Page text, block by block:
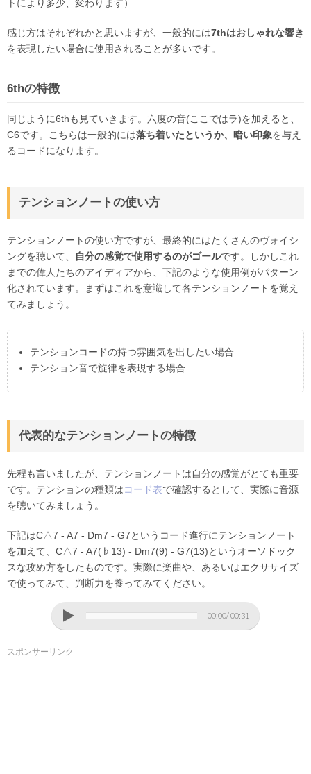
トにより多少、変わります）
感じ方はそれぞれかと思いますが、一般的には7thはおしゃれな響き
を表現したい場合に使用されることが多いです。
6thの特徴
同じように6thも見ていきます。六度の音(ここではラ)を加えると、
C6です。こちらは一般的には落ち着いたというか、暗い印象を与え
るコードになります。
テンションノートの使い方
テンションノートの使い方ですが、最終的にはたくさんのヴォイシ
ングを聴いて、
自分の感覚で使用するのがゴールです。しかしこれ
までの偉人たちのアイディアから、下記のような使用例がパターン
化されています。まずはこれを意識して各テンションノートを覚え
てみましょう。
テンションコードの持つ雰囲気を出したい場合
テンション音で旋律を表現する場合
代表的なテンションノートの特徴
先程も言いましたが、テンションノートは自分の感覚がとても重要
です。テンションの種類はコード表で確認するとして、実際に音源
を聴いてみましょう。
下記はC△7 - A7 - Dm7 - G7というコード進行にテンションノート
を加えて、C△7 - A7(♭13) - Dm7(9) - G7(13)というオーソドック
スな攻め方をしたものです。実際に楽曲や、あるいはエクササイズ
で使ってみて、判断力を養ってみてください。
00:00 00:31
スポンサーリンク